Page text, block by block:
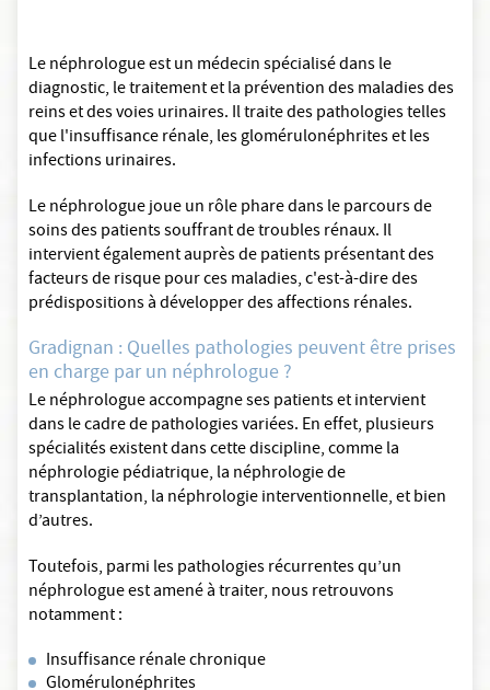
Le néphrologue est un médecin spécialisé dans le
diagnostic, le traitement et la prévention des maladies des
reins et des voies urinaires. Il traite des pathologies telles
que l'insuffisance rénale, les glomérulonéphrites et les
infections urinaires.
Le néphrologue joue un rôle phare dans le parcours de
soins des patients souffrant de troubles rénaux. Il
intervient également auprès de patients présentant des
facteurs de risque pour ces maladies, c'est-à-dire des
prédispositions à développer des affections rénales.
Gradignan : Quelles pathologies peuvent être prises
en charge par un néphrologue ?
Le néphrologue accompagne ses patients et intervient
dans le cadre de pathologies variées. En effet, plusieurs
spécialités existent dans cette discipline, comme la
néphrologie pédiatrique, la néphrologie de
transplantation, la néphrologie interventionnelle, et bien
d’autres.
Toutefois, parmi les pathologies récurrentes qu’un
néphrologue est amené à traiter, nous retrouvons
notamment :
Insuffisance rénale chronique
Glomérulonéphrites